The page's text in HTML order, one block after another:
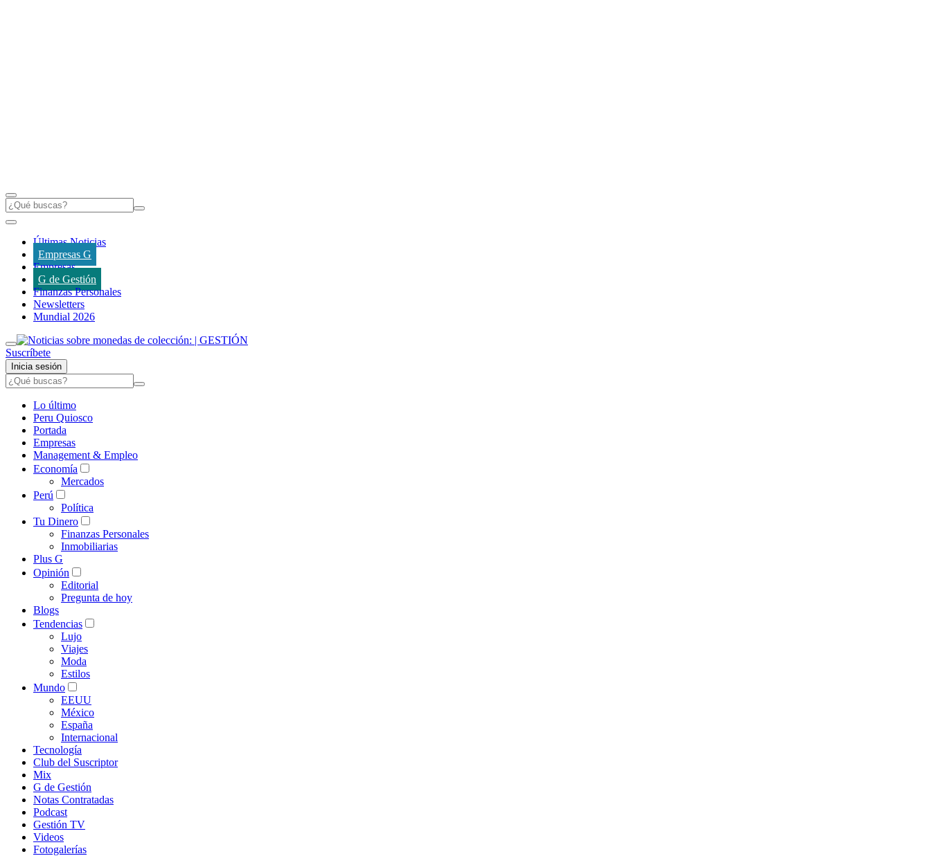
Últimas Noticias
Empresas G
Empresas
G de Gestión
Finanzas Personales
Newsletters
Mundial 2026
Suscríbete
Inicia sesión
Lo último
Peru Quiosco
Portada
Empresas
Management & Empleo
Economía
Mercados
Perú
Política
Tu Dinero
Finanzas Personales
Inmobiliarias
Plus G
Opinión
Editorial
Pregunta de hoy
Blogs
Tendencias
Lujo
Viajes
Moda
Estilos
Mundo
EEUU
México
España
Internacional
Tecnología
Club del Suscriptor
Mix
G de Gestión
Notas Contratadas
Podcast
Gestión TV
Videos
Fotogalerías